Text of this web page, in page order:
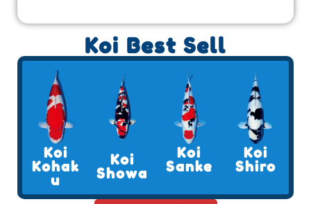
Koi Best Sell
Koi
Kohak
u
Koi
Showa
Koi
Sanke
Koi
Shiro